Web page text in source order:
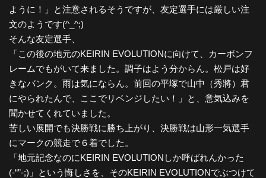
ように！」と注意されるそうですが、友定選手には厳しい注
文のようです(^_^;)
そんな友定選手、
「この後の地元のKEIRIN EVOLUTIONに向けて、カーボンフ
レームでもがいて来ました。調子はよう分からん。松戸は好
きなバンク。雨は気にならん。前回の平塚で山中（秀將）君
にやられたんで、ここでリベンジしたい！」と、意気込みを
聞かせてくれていました。
苦しい展開でも決勝戦に勝ち上がり、決勝戦は山形一気選手
にマークの競走で６着でした。
「地元記念なのにKEIRIN EVOLUTIONしか呼ばれんかった
(-“”-;)」という悔しさを、そのKEIRIN EVOLUTIONでぶつけて